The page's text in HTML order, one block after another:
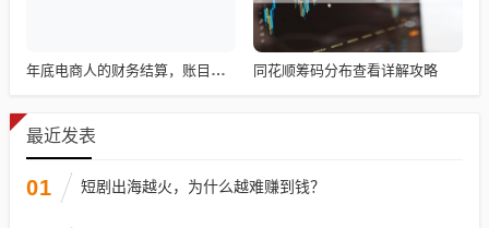
年底电商人的财务结算，账目清算与回顾 同花顺筹码分布查看详解攻略
最近发表
01 短剧出海越火，为什么越难赚到钱？